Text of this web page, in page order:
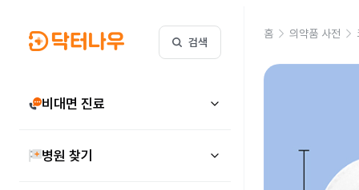
검색
비대면 진료
병원 찾기
홈 의약품 사전